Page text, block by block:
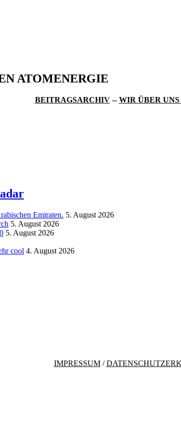
ATOMENERGIE
BEITRAGSARCHIV-- WIR ÜBER
Emiraten. 5. August 2026
5. August 2026
5. August 2026
cool 4. August 2026
IMPRESSUM/